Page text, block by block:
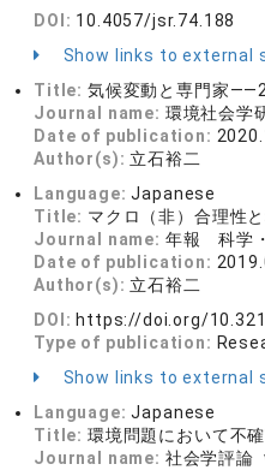
DOI: 10.4057/jsr.74.188
Show links to external
Title: 気候変動と専門家
Journal name: 環境社会学
Date of publication:
Author(s): 立石裕二
Language:Japanese
Title: マクロ（非）合理性
Journal name: 年報 科学
Date of publication:
Author(s): 立石裕二
DOI: https://doi.org/
Type of publication:
Show links to external
Language:Japanese
Title: 環境問題において不
Journal name: 社会学評